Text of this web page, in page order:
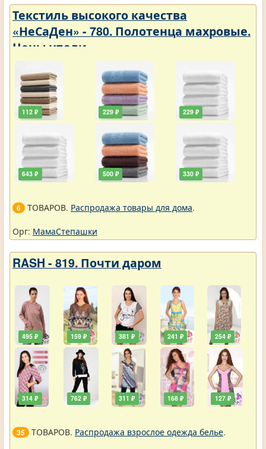
Текстиль высокого качества
«НеСаДен» - 780. Полотенца махровые.
Цены упали
112 ₽
643 ₽
229 ₽
500 ₽
229 ₽
330 ₽
6 ТОВАРОВ. Распродажа товары для дома.
Орг: МамаСтепашки
RASH - 819. Почти даром
495 ₽
314 ₽
159 ₽
762 ₽
381 ₽
311 ₽
241 ₽
168 ₽
254 ₽
127 ₽
35 ТОВАРОВ. Распродажа взрослое одежда белье.